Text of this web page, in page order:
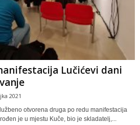
Lučićevi dani
2021
otvorena druga po redu manifestacija
je u mjestu Kuče, bio je skladatelj,...